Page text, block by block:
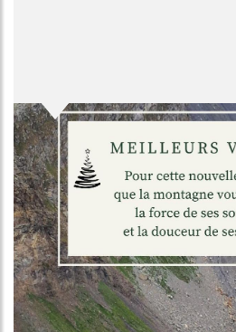
Image